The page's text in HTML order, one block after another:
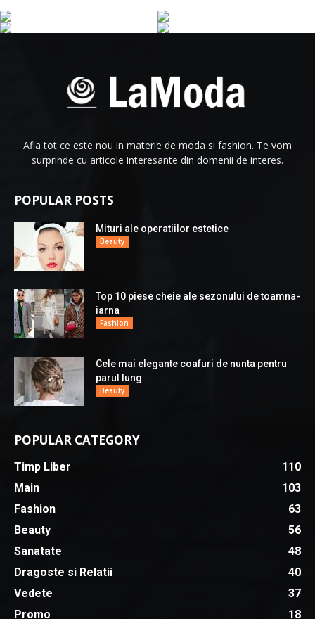
Afla tot ce este nou in materie de moda si fashion. Te vom
surprinde cu articole interesante din domenii de interes.
POPULAR POSTS
Mituri ale operatiilor estetice
Beauty
Top 10 piese cheie ale sezonului de toamna-
iarna
Fashion
Cele mai elegante coafuri de nunta pentru
parul lung
Beauty
POPULAR CATEGORY
Timp Liber
110
Main
103
Fashion
63
Beauty
56
Sanatate
48
Dragoste si Relatii
40
Vedete
37
Promo
18